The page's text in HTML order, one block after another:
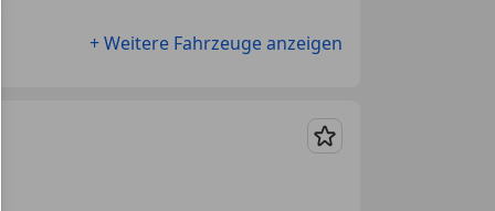
+ Weitere Fahrzeuge anzeigen
Merken